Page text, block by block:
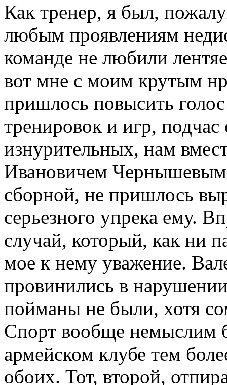
Как тренер, я был,
любым проявлениям
команде не любили
вот мне с моим крутым
пришлось повысить
тренировок и игр,
изнурительных, нам
Ивановичем
сборной, не пришлось
серьезного упрека ему.
случай, который, как ни
мое к нему уважение.
провинились в
пойманы не были, хотя
Спорт вообще немыслим
армейском клубе тем
обоих. Тот, второй,